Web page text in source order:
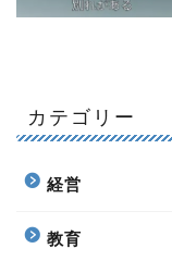
カテゴリー
経営
教育